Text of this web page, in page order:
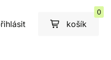
košík
0